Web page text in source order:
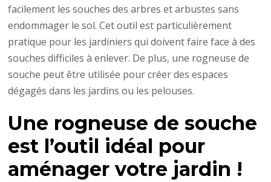
facilement les souches des arbres et arbustes sans
endommager le sol. Cet outil est particulièrement
pratique pour les jardiniers qui doivent faire face à des
souches difficiles à enlever. De plus, une rogneuse de
souche peut être utilisée pour créer des espaces
dégagés dans les jardins ou les pelouses.
Une rogneuse de souche
est l’outil idéal pour
aménager votre jardin !